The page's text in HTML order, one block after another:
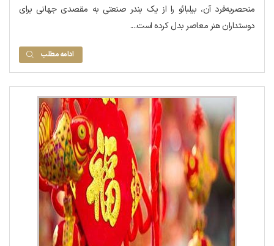
منحصربه‌فرد آن، بیلبائو را از یک بندر صنعتی به مقصدی جهانی برای
دوستداران هنر معاصر بدل کرده است....
ادامه مطلب